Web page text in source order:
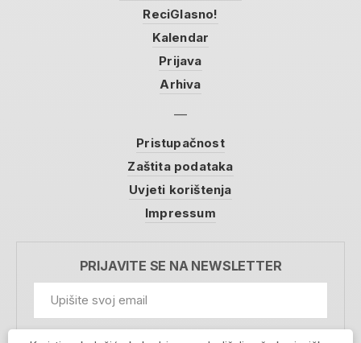
ReciGlasno!
Kalendar
Prijava
Arhiva
Pristupačnost
Zaštita podataka
Uvjeti korištenja
Impressum
PRIJAVITE SE NA NEWSLETTER